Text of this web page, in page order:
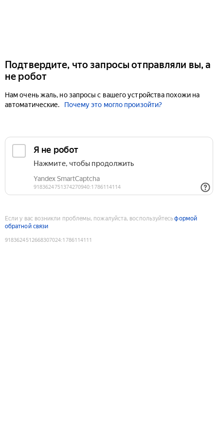
Подтвердите, что запросы отправляли вы, а
не робот
Нам очень жаль, но запросы с вашего устройства похожи на
автоматические.
Почему это могло произойти?
Если у вас возникли проблемы, пожалуйста, воспользуйтесьформой
обратной связи
9183624512668307024:1786114111